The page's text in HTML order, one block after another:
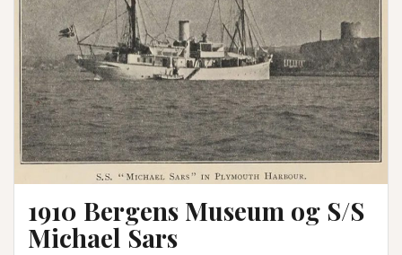
1910 Bergens Museum og S/S
Michael Sars